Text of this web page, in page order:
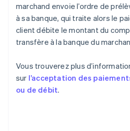
marchand envoie l’ordre de
à sa banque, qui traite alors le
client débite le montant du
transfère à la banque du
Vous trouverez plus
sur l’acceptation des
ou de débit.